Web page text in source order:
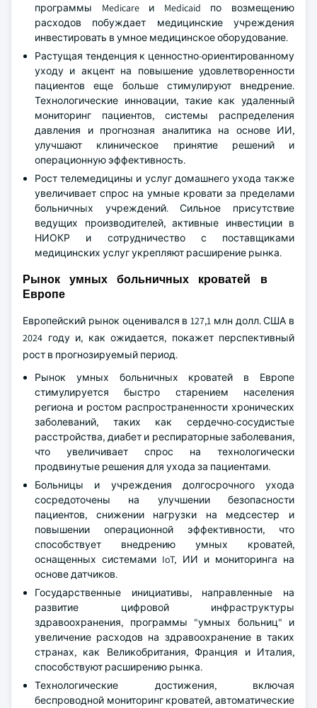
программы Medicare и Medicaid по возмещению
расходов побуждает медицинские учреждения
инвестировать в умное медицинское оборудование.
Растущая тенденция к ценностно-ориентированному
уходу и акцент на повышение удовлетворенности
пациентов еще больше стимулируют внедрение.
Технологические инновации, такие как удаленный
мониторинг пациентов, системы распределения
давления и прогнозная аналитика на основе ИИ,
улучшают клиническое принятие решений и
операционную эффективность.
Рост телемедицины и услуг домашнего ухода также
увеличивает спрос на умные кровати за пределами
больничных учреждений. Сильное присутствие
ведущих производителей, активные инвестиции в
НИОКР и сотрудничество с поставщиками
медицинских услуг укрепляют расширение рынка.
Рынок умных больничных кроватей в
Европе
Европейский рынок оценивался в 127,1 млн долл. США в
2024 году и, как ожидается, покажет перспективный
рост в прогнозируемый период.
Рынок умных больничных кроватей в Европе
стимулируется быстро старением населения
региона и ростом распространенности хронических
заболеваний, таких как сердечно-сосудистые
расстройства, диабет и респираторные заболевания,
что увеличивает спрос на технологически
продвинутые решения для ухода за пациентами.
Больницы и учреждения долгосрочного ухода
сосредоточены на улучшении безопасности
пациентов, снижении нагрузки на медсестер и
повышении операционной эффективности, что
способствует внедрению умных кроватей,
оснащенных системами IoT, ИИ и мониторинга на
основе датчиков.
Государственные инициативы, направленные на
развитие цифровой инфраструктуры
здравоохранения, программы "умных больниц" и
увеличение расходов на здравоохранение в таких
странах, как Великобритания, Франция и Италия,
способствуют расширению рынка.
Технологические достижения, включая
беспроводной мониторинг кроватей, автоматические